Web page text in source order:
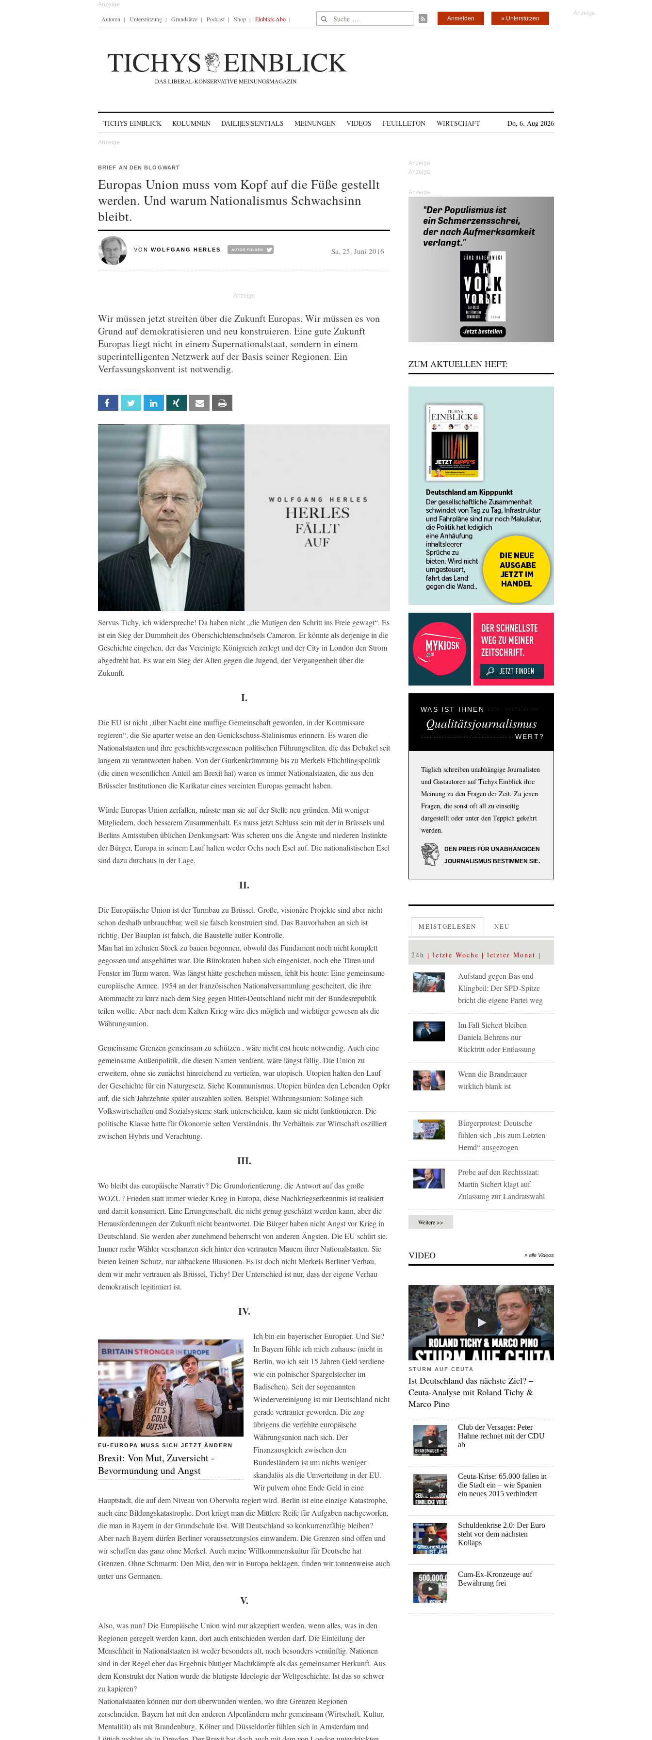
Autoren Unterstützung Grundsätze Podcast Shop Einblick-Abo Suche nach: » Unterstützen
Anmelden
TICHYS EINBLICK KOLUMNEN DAILI|ES|SENTIALS MEINUNGEN VIDEOS FEUILLETON WIRTSCHAFT Do, 6. Aug 2026
BRIEF AN DEN BLOGWART
Europas Union muss vom Kopf auf die Füße gestellt
werden. Und warum Nationalismus Schwachsinn
bleibt.
VON WOLFGANG HERLES Sa, 25. Juni 2016
Wir müssen jetzt streiten über die Zukunft Europas. Wir müssen es von
Grund auf demokratisieren und neu konstruieren. Eine gute Zukunft
Europas liegt nicht in einem Supernationalstaat, sondern in einem
superintelligenten Netzwerk auf der Basis seiner Regionen. Ein
Verfassungskonvent ist notwendig.
Facebook Twitter Linkedin Xing Email
Servus Tichy, ich widerspreche! Da haben nicht „die Mutigen den Schritt ins Freie gewagt“. Es
ist ein Sieg der Dummheit des Oberschichtenschnösels Cameron. Er könnte als derjenige in die
Geschichte eingehen, der das Vereinigte Königreich zerlegt und der City in London den Strom
abgedreht hat. Es war ein Sieg der Alten gegen die Jugend, der Vergangenheit über die
Zukunft.
I.
Die EU ist nicht „über Nacht eine muffige Gemeinschaft geworden, in der Kommissare
regieren“, die Sie aparter weise an den Genickschuss-Stalinismus erinnern. Es waren die
Nationalstaaten und ihre geschichtsvergessenen politischen Führungseliten, die das Debakel seit
langem zu verantworten haben. Von der Gurkenkrümmung bis zu Merkels Flüchtlingspolitik
(die einen wesentlichen Anteil am Brexit hat) waren es immer Nationalstaaten, die aus den
Brüsseler Institutionen die Karikatur eines vereinten Europas gemacht haben.
Würde Europas Union zerfallen, müsste man sie auf der Stelle neu gründen. Mit weniger
Mitgliedern, doch besserem Zusammenhalt. Es muss jetzt Schluss sein mit der in Brüssels und
Berlins Amtsstuben üblichen Denkungsart: Was scheren uns die Ängste und niederen Instinkte
der Bürger, Europa in seinem Lauf halten weder Ochs noch Esel auf. Die nationalistischen Esel
sind dazu durchaus in der Lage.
II.
Die Europäische Union ist der Turmbau zu Brüssel. Große, visionäre Projekte sind aber nicht
schon deshalb unbrauchbar, weil sie falsch konstruiert sind. Das Bauvorhaben an sich ist
richtig. Der Bauplan ist falsch, die Baustelle außer Kontrolle.
Man hat im zehnten Stock zu bauen begonnen, obwohl das Fundament noch nicht komplett
gegossen und ausgehärtet war. Die Bürokraten haben sich eingenistet, noch ehe Türen und
Fenster im Turm waren. Was längst hätte geschehen müssen, fehlt bis heute: Eine gemeinsame
europäische Armee. 1954 an der französischen Nationalversammlung gescheitert, die ihre
Atommacht zu kurz nach dem Sieg gegen Hitler-Deutschland nicht mit der Bundesrepublik
teilen wollte. Aber nach dem Kalten Krieg wäre dies möglich und wichtiger gewesen als die
Währungsunion.
Gemeinsame Grenzen gemeinsam zu schützen , wäre nicht erst heute notwendig. Auch eine
gemeinsame Außenpolitik, die diesen Namen verdient, wäre längst fällig. Die Union zu
erweitern, ohne sie zunächst hinreichend zu vertiefen, war utopisch. Utopien halten den Lauf
der Geschichte für ein Naturgesetz. Siehe Kommunismus. Utopien bürden den Lebenden Opfer
auf, die sich Jahrzehnte später auszahlen sollen. Beispiel Währungsunion: Solange sich
Volkswirtschaften und Sozialsysteme stark unterscheiden, kann sie nicht funktionieren. Die
politische Klasse hatte für Ökonomie selten Verständnis. Ihr Verhältnis zur Wirtschaft oszilliert
zwischen Hybris und Verachtung.
III.
Wo bleibt das europäische Narrativ? Die Grundorientierung, die Antwort auf das große
WOZU? Frieden statt immer wieder Krieg in Europa, diese Nachkriegserkenntnis ist realisiert
und damit konsumiert. Eine Errungenschaft, die nicht genug geschätzt werden kann, aber die
Herausforderungen der Zukunft nicht beantwortet. Die Bürger haben nicht Angst vor Krieg in
Deutschland. Sie werden aber zunehmend beherrscht von anderen Ängsten. Die EU schürt sie.
Immer mehr Wähler verschanzen sich hinter den vertrauten Mauern ihrer Nationalstaaten. Sie
bieten keinen Schutz, nur altbackene Illusionen. Es ist doch nicht Merkels Berliner Verhau,
dem wir mehr vertrauen als Brüssel, Tichy! Der Unterschied ist nur, dass der eigene Verhau
demokratisch legitimiert ist.
IV.
EU-EUROPA MUSS SICH JETZT ÄNDERN
Brexit: Von Mut, Zuversicht -
Bevormundung und Angst
Ich bin ein bayerischer Europäer. Und Sie?
In Bayern fühle ich mich zuhause (nicht in
Berlin, wo ich seit 15 Jahren Geld verdiene
wie ein polnischer Spargelstecher im
Badischen). Seit der sogenannten
Wiedervereinigung ist mir Deutschland nicht
gerade vertrauter geworden. Die zog
übrigens die verfehlte europäische
Währungsunion nach sich. Der
Finanzausgleich zwischen den
Bundesländern ist um nichts weniger
skandalös als die Umverteilung in der EU.
Wir pulvern ohne Ende Geld in eine
Hauptstadt, die auf dem Niveau von Obervolta regiert wird. Berlin ist eine einzige Katastrophe,
auch eine Bildungskatastrophe. Dort kriegt man die Mittlere Reife für Aufgaben nachgeworfen,
die man in Bayern in der Grundschule löst. Will Deutschland so konkurrenzfähig bleiben?
Aber nach Bayern dürfen Berliner voraussetzungslos einwandern. Die Grenzen sind offen und
wir schaffen das ganz ohne Merkel. Auch meine Willkommenskultur für Deutsche hat
Grenzen. Ohne Schmarrn: Den Mist, den wir in Europa beklagen, finden wir tonnenweise auch
unter uns Germanen.
V.
Also, was nun? Die Europäische Union wird nur akzeptiert werden, wenn alles, was in den
Regionen geregelt werden kann, dort auch entschieden werden darf. Die Einteilung der
Menschheit in Nationalstaaten ist weder besonders alt, noch besonders vernünftig. Nationen
sind in der Regel eher das Ergebnis blutiger Machtkämpfe als das gemeinsamer Herkunft. Aus
dem Konstrukt der Nation wurde die blutigste Ideologie der Weltgeschichte. Ist das so schwer
zu kapieren?
Nationalstaaten können nur dort überwunden werden, wo ihre Grenzen Regionen
zerschneiden. Bayern hat mit den anderen Alpenländern mehr gemeinsam (Wirtschaft, Kultur,
Mentalität) als mit Brandenburg. Kölner und Düsseldorfer fühlen sich in Amsterdam und
Anzeige
ZUM AKTUELLEN HEFT:
WAS IST IHNEN
Qualitätsjournalismus
WERT?
Täglich schreiben unabhängige Journalisten
und Gastautoren auf Tichys Einblick ihre
Meinung zu den Fragen der Zeit. Zu jenen
Fragen, die sonst oft all zu einseitig
dargestellt oder unter den Teppich gekehrt
werden.
DEN PREIS FÜR UNABHÄNGIGEN
JOURNALISMUS BESTIMMEN SIE.
MEISTGELESEN NEU
24h letzte Woche letzter Monat
Aufstand gegen Bas und
Klingbeil: Der SPD-Spitze
bricht die eigene Partei weg
Im Fall Sichert bleiben
Daniela Behrens nur
Rücktritt oder Entlassung
Wenn die Brandmauer
wirklich blank ist
Bürgerprotest: Deutsche
fühlen sich „bis zum Letzten
Hemd“ ausgezogen
Probe auf den Rechtsstaat:
Martin Sichert klagt auf
Zulassung zur Landratswahl
Weitere >>
VIDEO » alle Videos
STURM AUF CEUTA
Ist Deutschland das nächste Ziel? –
Ceuta-Analyse mit Roland Tichy &
Marco Pino
Club der Versager: Peter
Hahne rechnet mit der CDU
ab
Ceuta-Krise: 65.000 fallen in
die Stadt ein – wie Spanien
ein neues 2015 verhindert
Schuldenkrise 2.0: Der Euro
steht vor dem nächsten
Kollaps
Cum-Ex-Kronzeuge auf
Bewährung frei